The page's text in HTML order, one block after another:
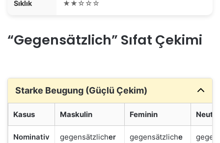
Sıklık ★★☆☆☆
“Gegensätzlich” Sıfat Çekimi
Starke Beugung (Güçlü Çekim)
Kasus Maskulin Feminin
Nominativ gegensätzlicher gegensätzliche